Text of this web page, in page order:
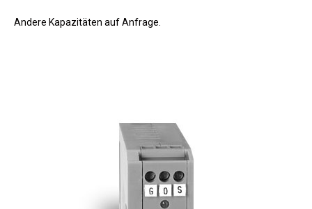
Andere Kapazitäten auf Anfrage.